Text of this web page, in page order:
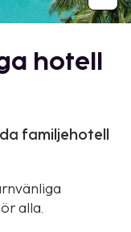
hotell
familjehotell
alla.